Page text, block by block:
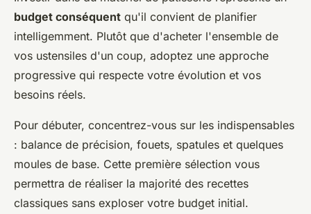
budget conséquent qu'il convient de planifier
intelligemment. Plutôt que d'acheter l'ensemble de
vos ustensiles d'un coup, adoptez une approche
progressive qui respecte votre évolution et vos
besoins réels.
Pour débuter, concentrez-vous sur les indispensables
: balance de précision, fouets, spatules et quelques
moules de base. Cette première sélection vous
permettra de réaliser la majorité des recettes
classiques sans exploser votre budget initial.